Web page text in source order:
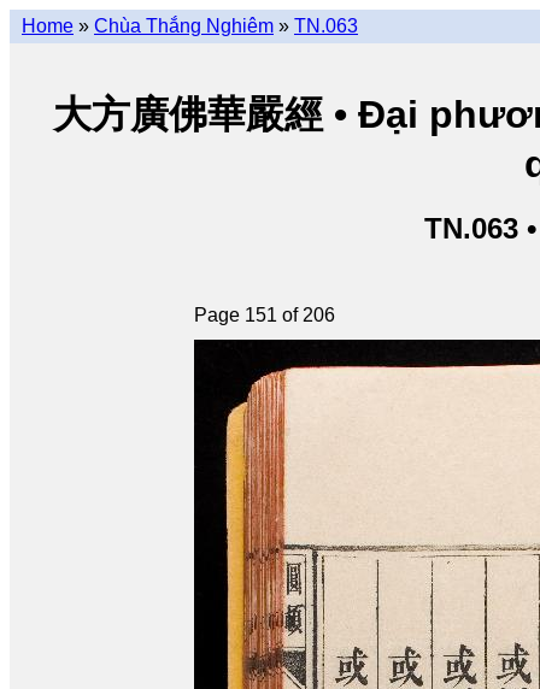
Home » Chùa Thắng Nghiêm » TN.063
大方廣佛華嚴經 • Đại
TN.063
Page 151 of 206